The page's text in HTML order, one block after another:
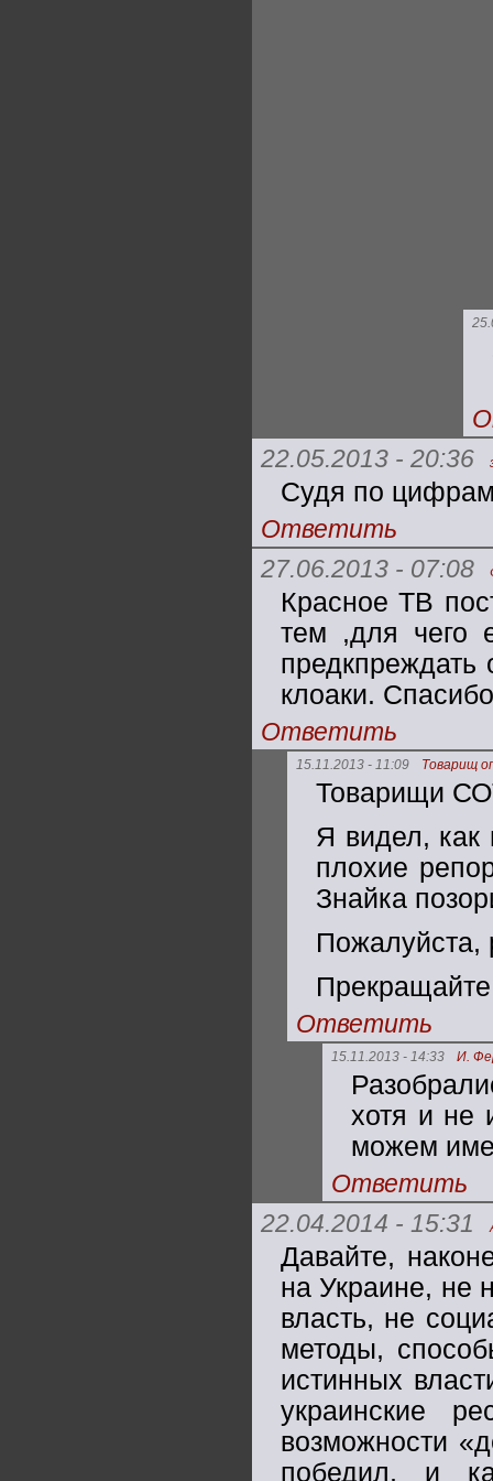
22.05.2013 - 20:36
Судя по цифрам
Ответить
27.06.2013 - 07:08
Красное ТВ
тем ,для чего
клоаки.
Ответить
15.11.2013 - 11:09 Товарищ
Товарищи
Я видел, как
плохие
Знайка
Пожалуйста,
Ответить
15.11.2013 - 14:33 И.
хотя и не
можем
Ответить
22.04.2014 - 15:31
Давайте,
на Украине, не
власть, не
методы,
истинных
украинские
возможности
победил, и